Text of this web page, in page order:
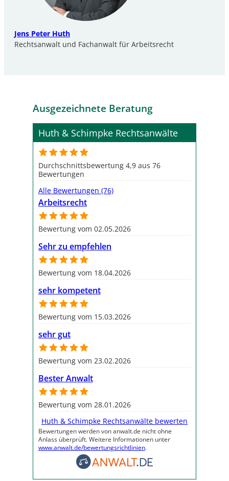
Jens Peter Huth
Rechtsanwalt und Fachanwalt für Arbeitsrecht
Ausgezeichnete Beratung
Huth & Schimpke Rechtsanwälte
Durchschnittsbewertung 4,9 aus 76
Bewertungen
Alle Bewertungen (76)
Arbeitsrecht
Bewertung vom 02.05.2026
Sehr zu empfehlen
Bewertung vom 18.04.2026
sehr kompetent
Bewertung vom 15.03.2026
sehr gut
Bewertung vom 23.02.2026
Bester Anwalt
Bewertung vom 28.01.2026
Huth & Schimpke Rechtsanwälte bewerten
Bewertungen werden von anwalt.de nicht ohne
Anlass überprüft. Weitere Informationen unter
www.anwalt.de/bewertungsrichtlinien.